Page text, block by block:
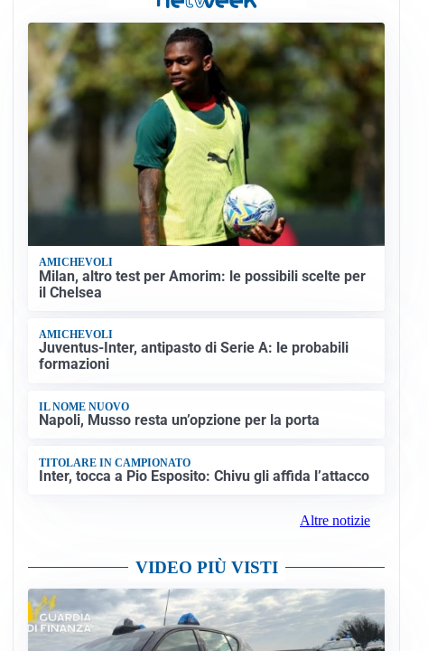
AMICHEVOLI
Milan, altro test per Amorim: le possibili scelte per
il Chelsea
AMICHEVOLI
Juventus-Inter, antipasto di Serie A: le probabili
formazioni
IL NOME NUOVO
Napoli, Musso resta un’opzione per la porta
TITOLARE IN CAMPIONATO
Inter, tocca a Pio Esposito: Chivu gli affida l’attacco
Altre notizie
VIDEO PIÙ VISTI